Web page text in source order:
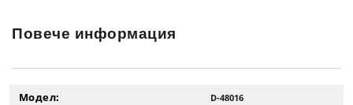
Повече информация
Модел: D-48016